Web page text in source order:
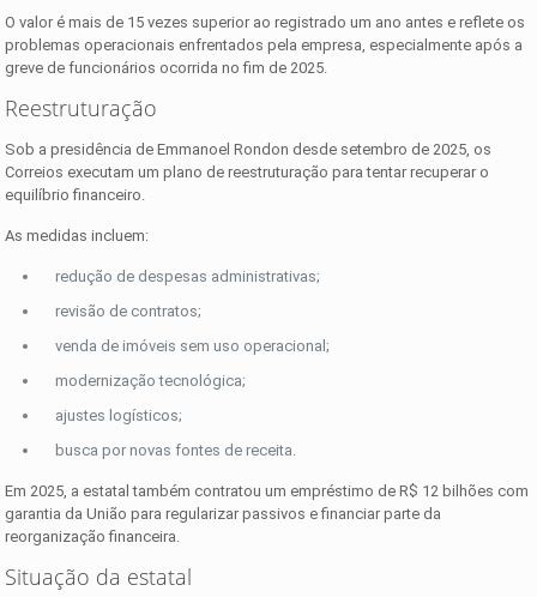
O valor é mais de 15 vezes superior ao registrado um ano antes e reflete os
problemas operacionais enfrentados pela empresa, especialmente após a
greve de funcionários ocorrida no fim de 2025.
Reestruturação
Sob a presidência de Emmanoel Rondon desde setembro de 2025, os
Correios executam um plano de reestruturação para tentar recuperar o
equilíbrio financeiro.
As medidas incluem:
redução de despesas administrativas;
revisão de contratos;
venda de imóveis sem uso operacional;
modernização tecnológica;
ajustes logísticos;
busca por novas fontes de receita.
Em 2025, a estatal também contratou um empréstimo de R$ 12 bilhões com
garantia da União para regularizar passivos e financiar parte da
reorganização financeira.
Situação da estatal